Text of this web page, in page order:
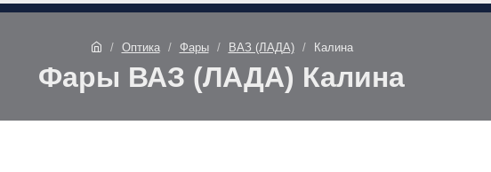
Оптика Фары ВАЗ (ЛАДА) Калина
Фары ВАЗ (ЛАДА) Калина